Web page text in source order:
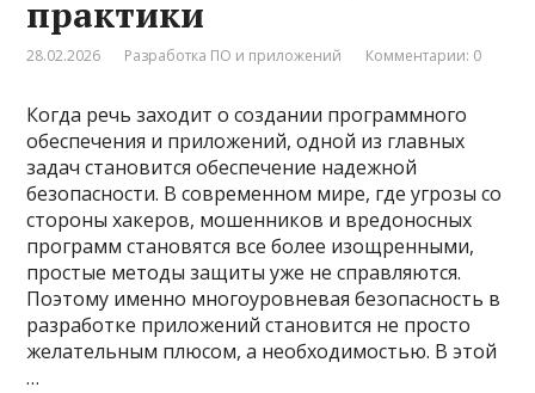
практики
28.02.2026 Разработка ПО и приложений Комментарии: 0
Когда речь заходит о создании программного
обеспечения и приложений, одной из главных
задач становится обеспечение надежной
безопасности. В современном мире, где угрозы со
стороны хакеров, мошенников и вредоносных
программ становятся все более изощренными,
простые методы защиты уже не справляются.
Поэтому именно многоуровневая безопасность в
разработке приложений становится не просто
желательным плюсом, а необходимостью. В этой
…